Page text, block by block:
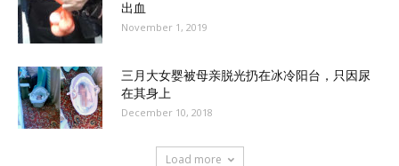
出血
November 1, 2019
三月大女婴被母亲脱光扔在冰冷阳台，只因尿
在其身上
December 10, 2018
Load more